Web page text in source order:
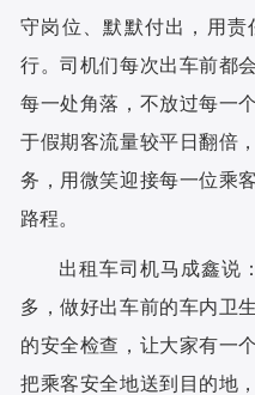
守岗位、默默付出，用责
行。司机们每次出车前都
每一处角落，不放过每一
于假期客流量较平日翻倍
务，用微笑迎接每一位乘
路程。
出租车司机马成鑫说
多，做好出车前的车内卫
的安全检查，让大家有一
把乘客安全地送到目的地